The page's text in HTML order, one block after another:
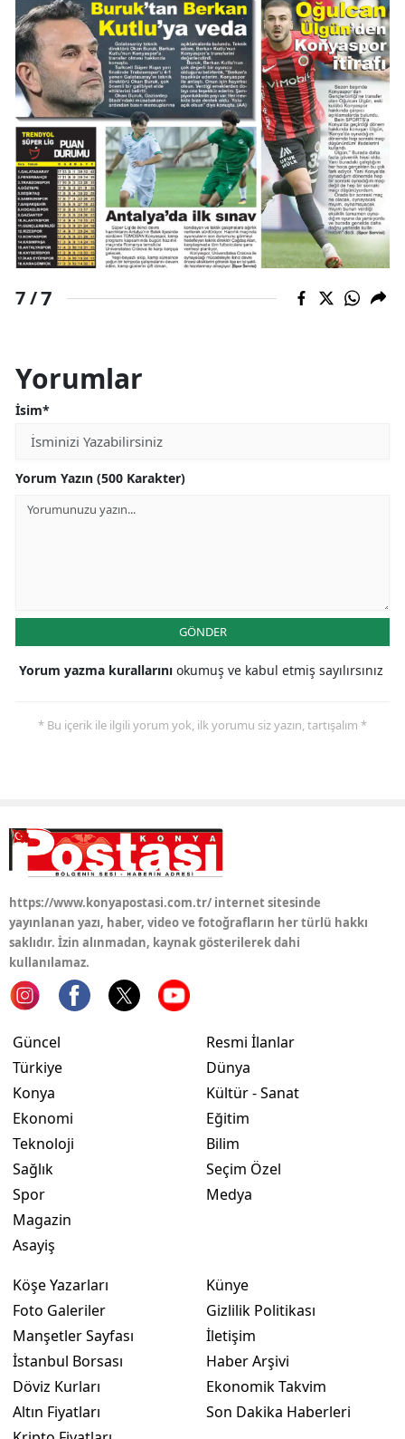
7 /7
Yorumlar
İsim*
Yorum Yazın (500 Karakter)
GÖNDER
Yorum yazma kurallarını okumuş ve kabul etmiş sayılırsınız
* Bu içerik ile ilgili yorum yok, ilk yorumu siz yazın, tartışalım *
https://www.konyapostasi.com.tr/ internet sitesinde
yayınlanan yazı, haber, video ve fotoğrafların her türlü hakkı
saklıdır. İzin alınmadan, kaynak gösterilerek dahi
kullanılamaz.
Güncel
Türkiye
Konya
Ekonomi
Teknoloji
Sağlık
Spor
Magazin
Asayiş
Resmi İlanlar
Dünya
Kültür - Sanat
Eğitim
Bilim
Seçim Özel
Medya
Köşe Yazarları
Foto Galeriler
Manşetler Sayfası
İstanbul Borsası
Döviz Kurları
Altın Fiyatları
Künye
Gizlilik Politikası
İletişim
Haber Arşivi
Ekonomik Takvim
Son Dakika Haberleri